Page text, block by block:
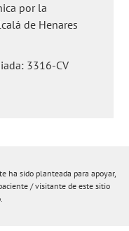
por la
de Henares
3316-CV
ha sido planteada para apoyar,
/ visitante de este sitio